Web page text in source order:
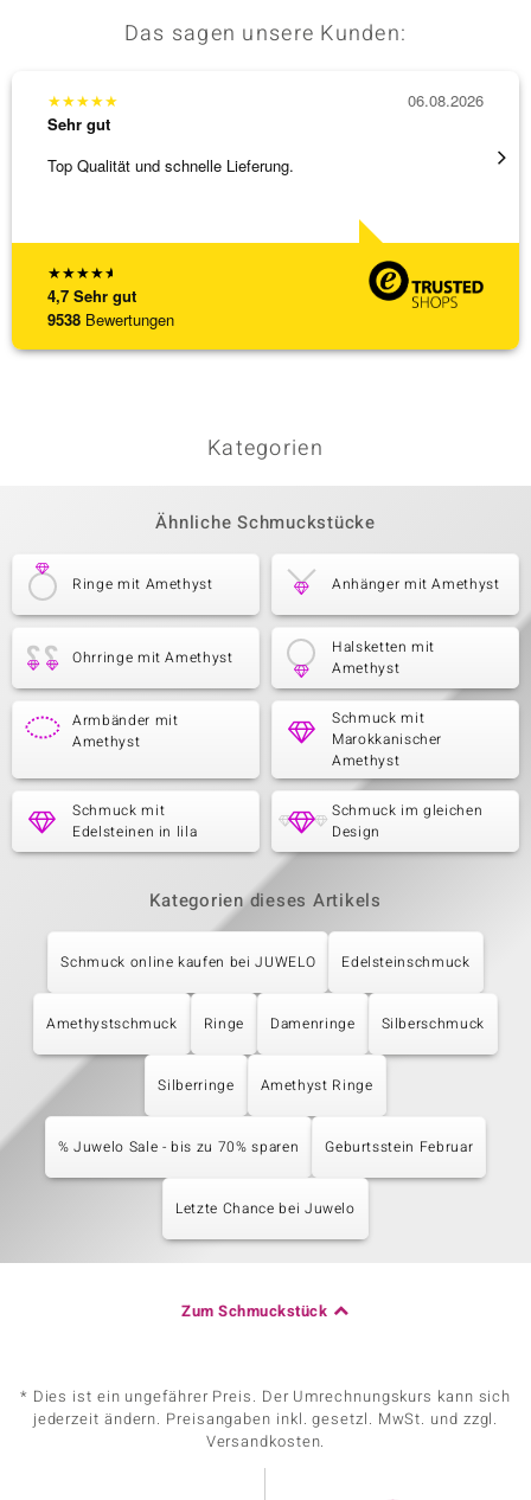
Das sagen unsere Kunden:
★★★★★
4,7 Sehr gut
9538 Bewertungen
★★★★★
Sehr gut
Top Qualität und schnelle Lieferung.
06.08.2026
Kategorien
Ähnliche Schmuckstücke
Ringe mit Amethyst Anhänger mit Amethyst
Ohrringe mit Amethyst
Halsketten mit
Amethyst
Armbänder mit
Amethyst
Schmuck mit
Marokkanischer
Amethyst
Schmuck mit
Edelsteinen in lila
Schmuck im gleichen
Design
Kategorien dieses Artikels
Schmuck online kaufen bei JUWELO Edelsteinschmuck
Amethystschmuck Ringe Damenringe Silberschmuck
Silberringe Amethyst Ringe
% Juwelo Sale - bis zu 70% sparen Geburtsstein Februar
Letzte Chance bei Juwelo
Zum Schmuckstück
* Dies ist ein ungefährer Preis. Der Umrechnungskurs kann sich
jederzeit ändern. Preisangaben inkl. gesetzl. MwSt. und zzgl.
Versandkosten.